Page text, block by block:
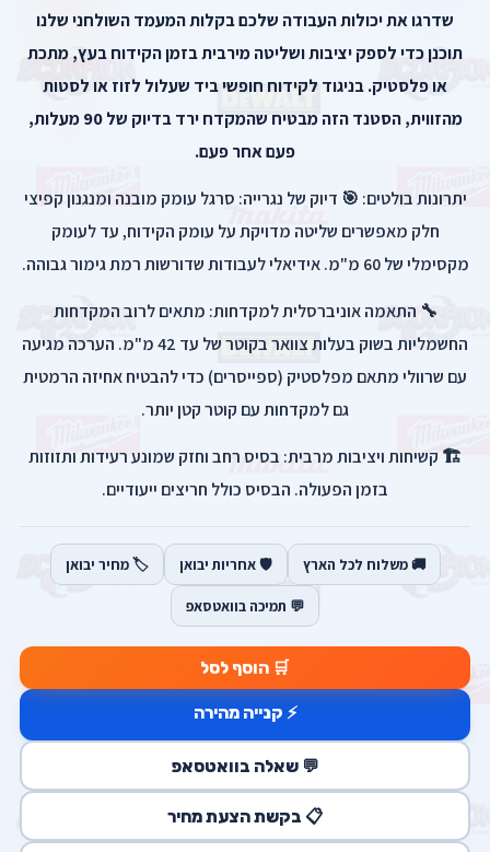
שדרגו את יכולות העבודה שלכם בקלות המעמד השולחני שלנו
תוכנן כדי לספק יציבות ושליטה מירבית בזמן הקידוח בעץ, מתכת
או פלסטיק. בניגוד לקידוח חופשי ביד שעלול לזוז או לסטות
מהזווית, הסטנד הזה מבטיח שהמקדח ירד בדיוק של 90 מעלות,
פעם אחר פעם.
יתרונות בולטים: 🎯 דיוק של נגרייה: סרגל עומק מובנה ומנגנון קפיצי
חלק מאפשרים שליטה מדויקת על עומק הקידוח, עד לעומק
מקסימלי של 60 מ"מ. אידיאלי לעבודות שדורשות רמת גימור גבוהה.
🔧 התאמה אוניברסלית למקדחות: מתאים לרוב המקדחות
החשמליות בשוק בעלות צוואר בקוטר של עד 42 מ"מ. הערכה מגיעה
עם שרוולי מתאם מפלסטיק (ספייסרים) כדי להבטיח אחיזה הרמטית
גם למקדחות עם קוטר קטן יותר.
🏗️ קשיחות ויציבות מרבית: בסיס רחב וחזק שמונע רעידות ותזוזות
בזמן הפעולה. הבסיס כולל חריצים ייעודיים.
🚚 משלוח לכל הארץ 🛡️ אחריות יבואן 🏷️ מחיר יבואן
💬 תמיכה בוואטסאפ
🛒 הוסף לסל
⚡ קנייה מהירה
💬 שאלה בוואטסאפ
📋 בקשת הצעת מחיר